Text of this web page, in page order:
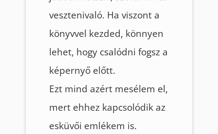
vesztenivaló. Ha viszont a
könyvvel kezded, könnyen
lehet, hogy csalódni fogsz a
képernyő előtt.
Ezt mind azért mesélem el,
mert ehhez kapcsolódik az
esküvői emlékem is.